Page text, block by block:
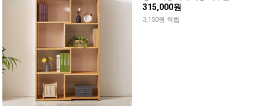
315,000원
3,150원 적립